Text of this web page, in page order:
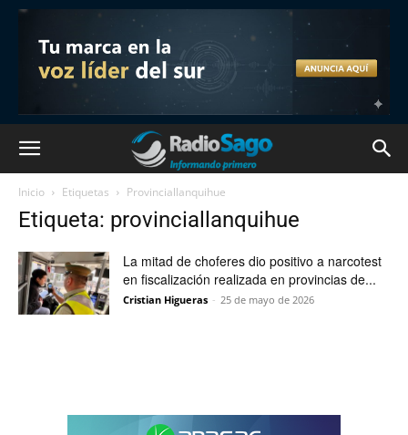
Inicio Etiquetas Provinciallanquihue
Etiqueta: provinciallanquihue
La mitad de choferes dio positivo a narcotest
en fiscalización realizada en provincias de...
Cristian Higueras - 25 de mayo de 2026